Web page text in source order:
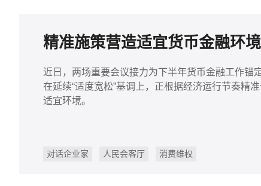
精准施策营造适宜货币金融环境
近日，两场重要会议接力为下半年货币金融工作锚
在延续“适度宽松”基调上，正根据经济运行节奏精
适宜环境。
对话企业家 人民会客厅 消费维权